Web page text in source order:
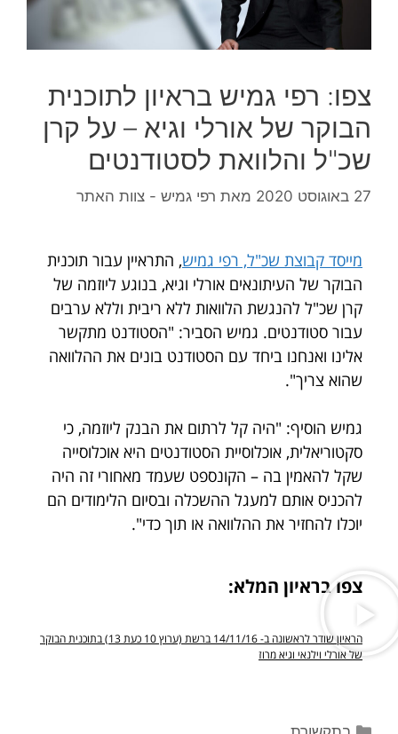
צפו: רפי גמיש בראיון לתוכנית
הבוקר של אורלי וגיא – על קרן
שכ"ל והלוואת לסטודנטים
27 באוגוסט 2020 מאת רפי גמיש - צוות האתר
מייסד קבוצת שכ"ל, רפי גמיש, התראיין עבור תוכנית
הבוקר של העיתונאים אורלי וגיא, בנוגע ליוזמה של
קרן שכ"ל להנגשת הלוואות ללא ריבית וללא ערבים
עבור סטודנטים. גמיש הסביר: "הסטודנט מתקשר
אלינו ואנחנו ביחד עם הסטודנט בונים את ההלוואה
שהוא צריך".
גמיש הוסיף: "היה קל לרתום את הבנק ליוזמה, כי
סקטוריאלית, אוכלוסיית הסטודנטים היא אוכלוסייה
שקל להאמין בה – הקונספט שעמד מאחורי זה היה
להכניס אותם למעגל ההשכלה ובסיום הלימודים הם
יוכלו להחזיר את ההלוואה או תוך כדי".
צפו בראיון המלא:
הראיון שודר לראשונה ב- 14/11/16 ברשת (ערוץ 10 כעת 13) בתוכנית הבוקר
של אורלי וילנאי וגיא מרוז